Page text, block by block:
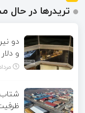
تریدرها در
دو
و
مرداد ۱۸,